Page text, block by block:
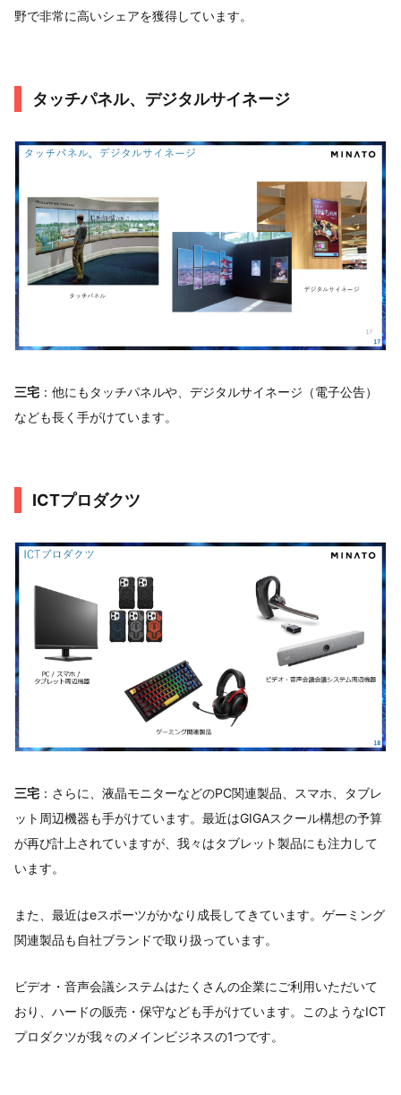
野で非常に高いシェアを獲得しています。
タッチパネル、デジタルサイネージ
三宅 ：他にもタッチパネルや、デジタルサイネージ（電子公告）
なども長く手がけています。
ICTプロダクツ
三宅 ：さらに、液晶モニターなどのPC関連製品、スマホ、タブレ
ット周辺機器も手がけています。最近はGIGAスクール構想の予算
が再び計上されていますが、我々はタブレット製品にも注力して
います。
また、最近はeスポーツがかなり成長してきています。ゲーミング
関連製品も自社ブランドで取り扱っています。
ビデオ・音声会議システムはたくさんの企業にご利用いただいて
おり、ハードの販売・保守なども手がけています。このようなICT
プロダクツが我々のメインビジネスの1つです。